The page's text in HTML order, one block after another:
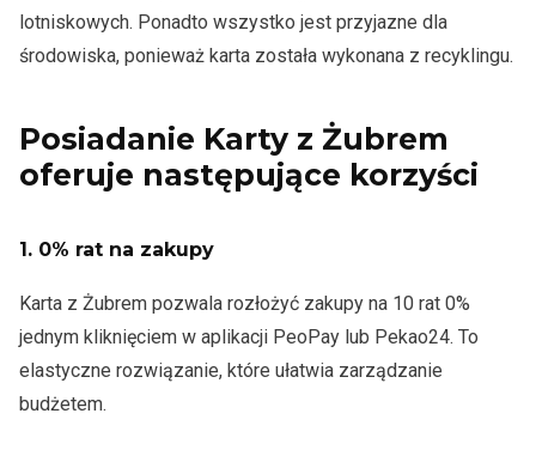
lotniskowych. Ponadto wszystko jest przyjazne dla
środowiska, ponieważ karta została wykonana z recyklingu.
Posiadanie Karty z Żubrem
oferuje następujące korzyści
1. 0% rat na zakupy
Karta z Żubrem pozwala rozłożyć zakupy na 10 rat 0%
jednym kliknięciem w aplikacji PeoPay lub Pekao24. To
elastyczne rozwiązanie, które ułatwia zarządzanie
budżetem.